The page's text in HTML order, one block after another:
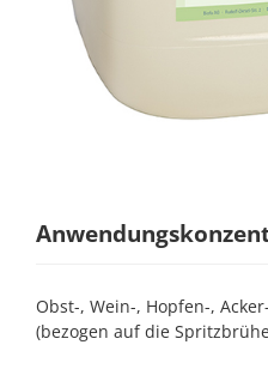
Obst-, Wein-, Hopfen-,
(bezogen auf die